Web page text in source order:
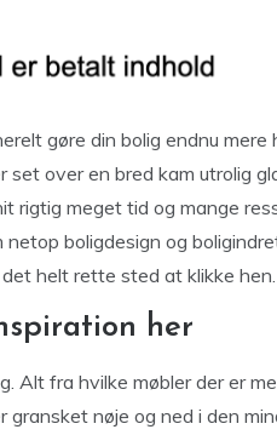
gøre din bolig endnu mere
over en bred kam utrolig
rigtig meget tid og mange
boligdesign og
helt rette sted at klikke hen.
her
Alt fra hvilke møbler der er
gransket nøje og ned i den